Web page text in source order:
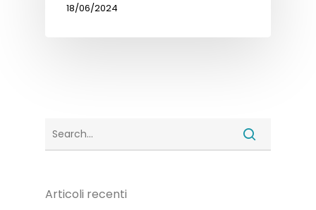
18/06/2024
Articoli recenti